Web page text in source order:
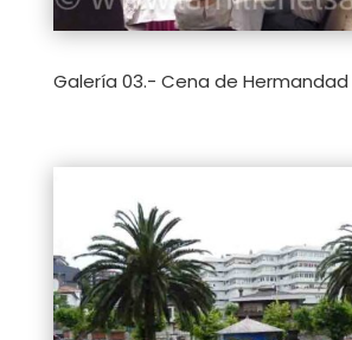
Galería 03.- Cena de Hermandad